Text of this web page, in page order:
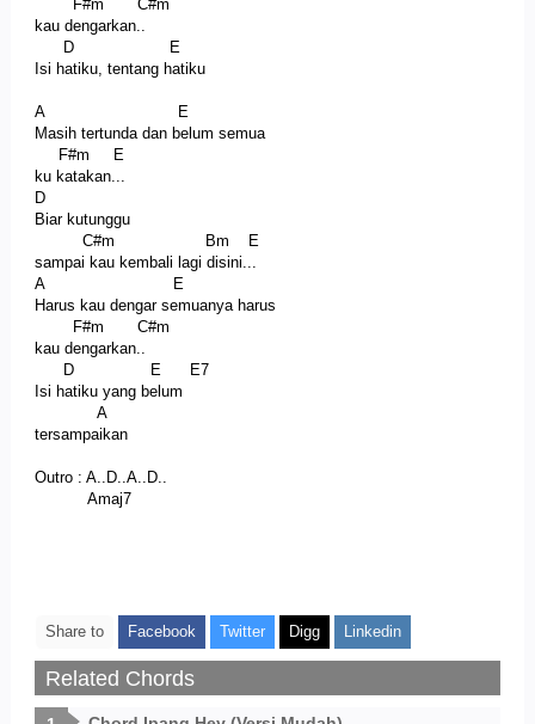
F#m C#m
kau dengarkan..
D E
Isi hatiku, tentang hatiku
A E
Masih tertunda dan belum semua
F#m E
ku katakan...
D
Biar kutunggu
C#m Bm E
sampai kau kembali lagi disini...
A E
Harus kau dengar semuanya harus
F#m C#m
kau dengarkan..
D E E7
Isi hatiku yang belum
A
tersampaikan
Outro : A..D..A..D..
Amaj7
Share to Facebook Twitter Digg Linkedin
Related Chords